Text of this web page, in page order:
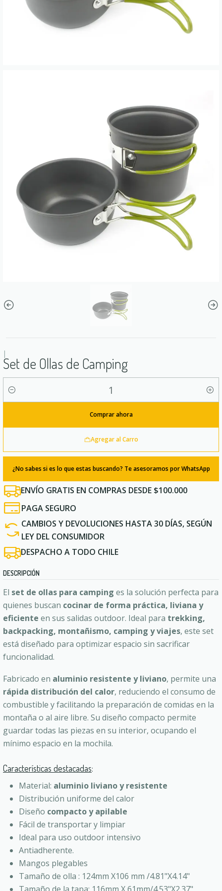
|
Set de Ollas de Camping
Cantidad
Agregar al Carro
Comprar ahora
¿No sabes si es lo que estas buscando? Te asesoramos por WhatsApp
ENVÍO GRATIS EN COMPRAS DESDE $100.000
PAGA SEGURO
CAMBIOS Y DEVOLUCIONES HASTA 30 DÍAS, SEGÚN
LEY DEL CONSUMIDOR
DESPACHO A TODO CHILE
DESCRIPCIÓN
El set de ollas para camping es la solución perfecta para
quienes buscan cocinar de forma práctica, liviana y
eficiente en sus salidas outdoor. Ideal para trekking,
backpacking, montañismo, camping y viajes, este set
está diseñado para optimizar espacio sin sacrificar
funcionalidad.
Fabricado en aluminio resistente y liviano, permite una
rápida distribución del calor, reduciendo el consumo de
combustible y facilitando la preparación de comidas en la
montaña o al aire libre. Su diseño compacto permite
guardar todas las piezas en su interior, ocupando el
mínimo espacio en la mochila.
Características destacadas:
Material: aluminio liviano y resistente
Distribución uniforme del calor
Diseño compacto y apilable
Fácil de transportar y limpiar
Ideal para uso outdoor intensivo
Antiadherente.
Mangos plegables
Tamaño de olla : 124mm X106 mm /4.81"X4.14"